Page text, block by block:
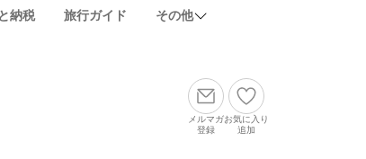
納税 旅行ガイド その他
メルマガ
登録
お気に入り
追加